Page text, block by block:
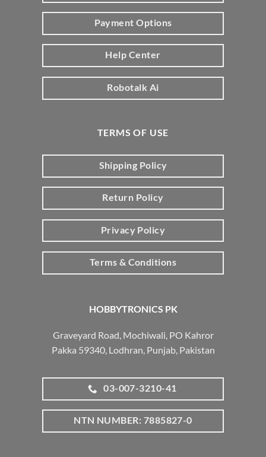
HOBBYTRONICS PK
Graveyard Road, Mochiwali, PO Kahror
Pakka 59340, Lodhran, Punjab, Pakistan
03-007-3210-41
NTN NUMBER: 7885827-0
Payment Options
Help Center
Robotalk Ai
TERMS OF USE
Shipping Policy
Return Policy
Privacy Policy
Terms & Conditions